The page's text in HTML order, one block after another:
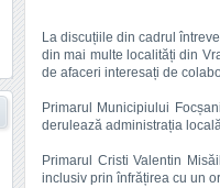
La discuțiile din cadrul
din mai multe localități din
de afaceri interesați de
Primarul Municipiului
derulează administrația
Primarul Cristi Valentin
inclusiv prin înfrățirea cu un